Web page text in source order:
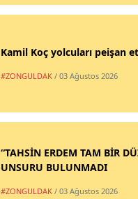
Kamil Koç yolcuları peişan
#ZONGULDAK / 03 Ağustos 2026
“TAHSİN ERDEM TAM BİR
UNSURU BULUNMADI
#ZONGULDAK / 03 Ağustos 2026